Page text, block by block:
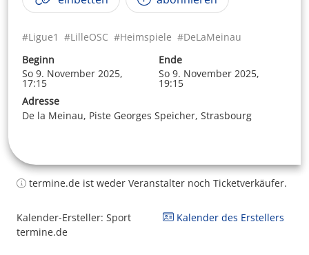
#Ligue1 #LilleOSC #Heimspiele #DeLaMeinau
Beginn
So 9. November 2025,
17:15
Ende
So 9. November 2025,
19:15
Adresse
De la Meinau, Piste Georges Speicher, Strasbourg
termine.de ist weder Veranstalter noch Ticketverkäufer.
Kalender-Ersteller: Sport
termine.de
Kalender des Erstellers